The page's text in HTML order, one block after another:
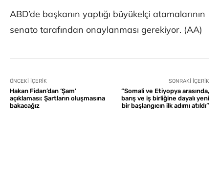
ABD’de başkanın yaptığı büyükelçi atamalarının
senato tarafından onaylanması gerekiyor. (AA)
ÖNCEKI İÇERIK
Hakan Fidan’dan ‘Şam’
açıklaması: Şartların oluşmasına
bakacağız
SONRAKI İÇERIK
“Somali ve Etiyopya arasında,
barış ve iş birliğine dayalı yeni
bir başlangıcın ilk adımı atıldı”